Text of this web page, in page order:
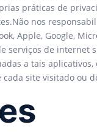
práticas de
nos
Apple, Google,
serviços de internet
a tais
site visitado ou